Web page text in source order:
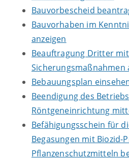
Bauvorbescheid
Bauvorhaben im
anzeigen
Beauftragung Dritter
Sicherungsmaßnahmen
Bebauungsplan
Beendigung des
Röntgeneinrichtung
Befähigungsschein für
Begasungen mit Biozid-
Pflanzenschutzmitteln